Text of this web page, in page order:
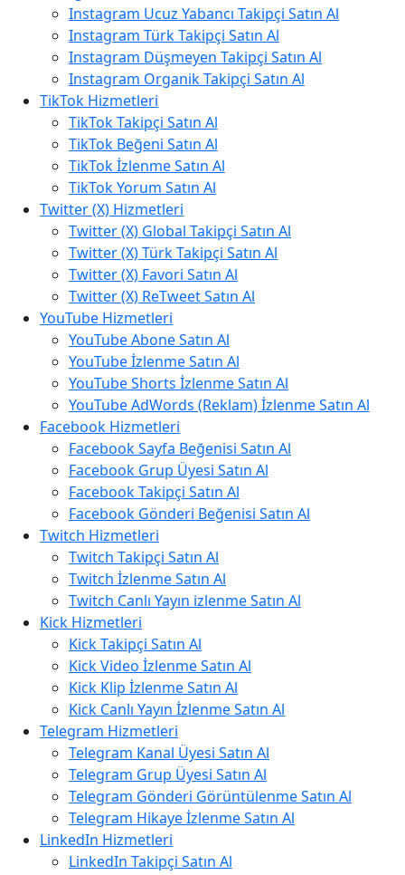
Instagram Ucuz Yabancı Takipçi Satın Al
Instagram Türk Takipçi Satın Al
Instagram Düşmeyen Takipçi Satın Al
Instagram Organik Takipçi Satın Al
TikTok Hizmetleri
TikTok Takipçi Satın Al
TikTok Beğeni Satın Al
TikTok İzlenme Satın Al
TikTok Yorum Satın Al
Twitter (X) Hizmetleri
Twitter (X) Global Takipçi Satın Al
Twitter (X) Türk Takipçi Satın Al
Twitter (X) Favori Satın Al
Twitter (X) ReTweet Satın Al
YouTube Hizmetleri
YouTube Abone Satın Al
YouTube İzlenme Satın Al
YouTube Shorts İzlenme Satın Al
YouTube AdWords (Reklam) İzlenme Satın Al
Facebook Hizmetleri
Facebook Sayfa Beğenisi Satın Al
Facebook Grup Üyesi Satın Al
Facebook Takipçi Satın Al
Facebook Gönderi Beğenisi Satın Al
Twitch Hizmetleri
Twitch Takipçi Satın Al
Twitch İzlenme Satın Al
Twitch Canlı Yayın izlenme Satın Al
Kick Hizmetleri
Kick Takipçi Satın Al
Kick Video İzlenme Satın Al
Kick Klip İzlenme Satın Al
Kick Canlı Yayın İzlenme Satın Al
Telegram Hizmetleri
Telegram Kanal Üyesi Satın Al
Telegram Grup Üyesi Satın Al
Telegram Gönderi Görüntülenme Satın Al
Telegram Hikaye İzlenme Satın Al
LinkedIn Hizmetleri
LinkedIn Takipçi Satın Al